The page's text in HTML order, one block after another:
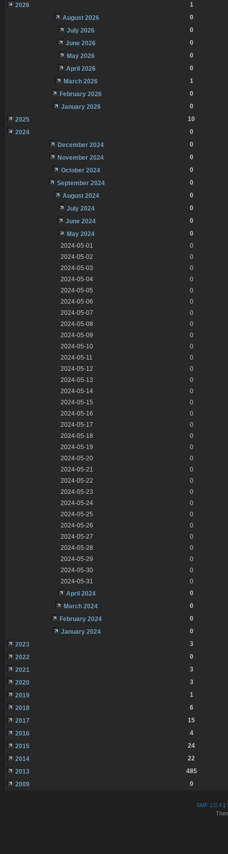
2026
1
August 2026
0
July 2026
0
June 2026
0
May 2026
0
April 2026
0
March 2026
1
February 2026
0
January 2026
0
2025
10
2024
0
December 2024
0
November 2024
0
October 2024
0
September 2024
0
August 2024
0
July 2024
0
June 2024
0
May 2024
0
2024-05-01
0
2024-05-02
0
2024-05-03
0
2024-05-04
0
2024-05-05
0
2024-05-06
0
2024-05-07
0
2024-05-08
0
2024-05-09
0
2024-05-10
0
2024-05-11
0
2024-05-12
0
2024-05-13
0
2024-05-14
0
2024-05-15
0
2024-05-16
0
2024-05-17
0
2024-05-18
0
2024-05-19
0
2024-05-20
0
2024-05-21
0
2024-05-22
0
2024-05-23
0
2024-05-24
0
2024-05-25
0
2024-05-26
0
2024-05-27
0
2024-05-28
0
2024-05-29
0
2024-05-30
0
2024-05-31
0
April 2024
0
March 2024
0
February 2024
0
January 2024
0
2023
3
2022
0
2021
3
2020
3
2019
1
2018
6
2017
15
2016
4
2015
24
2014
22
2013
485
2009
0
SMF 2.0.4|